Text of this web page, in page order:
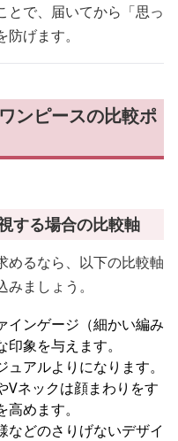
とで、届いてから「思っ
げます。
ンピースの比較ポ
する場合の比較軸
めるなら、以下の比較軸
ましょう。
インゲージ（細かい編み
象を与えます。
アルよりになります。
Vネックは顔まわりをす
めます。
などのさりげないデザイ